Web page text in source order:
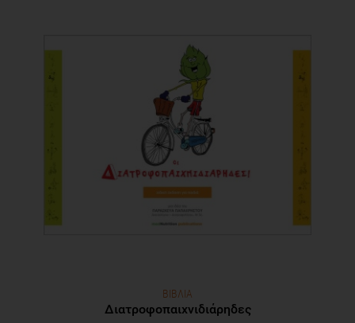
ΒΙΒΛΙΑ
Διατροφοπαιχνιδιάρηδες